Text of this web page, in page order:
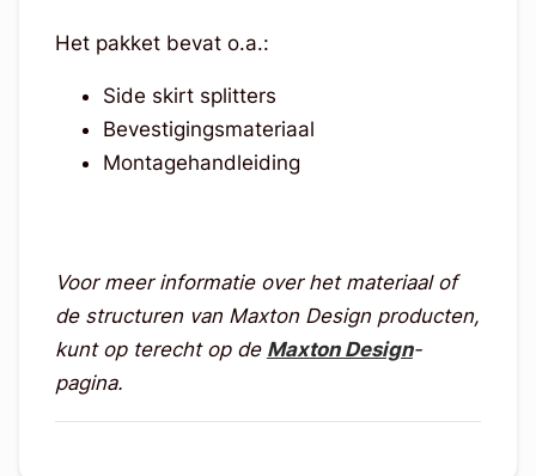
Het pakket bevat o.a.:
Side skirt splitters
Bevestigingsmateriaal
Montagehandleiding
Voor meer informatie over het materiaal of
de structuren van Maxton Design producten,
kunt op terecht op de Maxton Design-
pagina.